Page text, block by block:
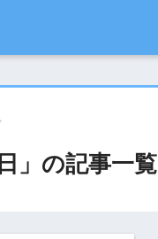
」の記事一覧